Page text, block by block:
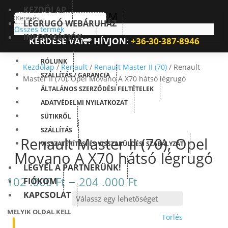
M
Összes termék
KÉRDÉSE VAN? HÍVJON: +36-30-387-8946
KEZDŐLAP
LÉGRUGÓ WEBÁRUHÁZ
INFORMÁCIÓK
RÓLUNK
SZÁLLÍTÁS / GARANCIA
ÁLTALÁNOS SZERZŐDÉSI FELTÉTELEK
ADATVÉDELMI NYILATKOZAT
SÜTIKRŐL
SZÁLLÍTÁS
VISSZATÉRÍTÉSI ÉS VISSZAKÜLDÉSI SZABÁLYZAT
LEGYÉL A PARTNERÜNK!
FIÓKOM
KAPCSOLAT
Kezdőlap/Renault/ Renault Master II (70)/ Renault
Master II (70), Opel Movano A X70 hátsó légrugó
Renault Master II (70), Opel
Movano A X70 hátsó légrugó
102 .000Ft – 204 .000FtÁrtartomány:
102
.000 Ft
MELYIK OLDAL KELL
Törlés